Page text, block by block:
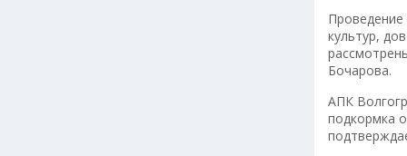
культур,
Бочарова.
АПК
подкормка